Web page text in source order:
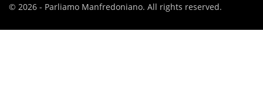
© 2026 - Parliamo Manfredoniano. All rights reserved.